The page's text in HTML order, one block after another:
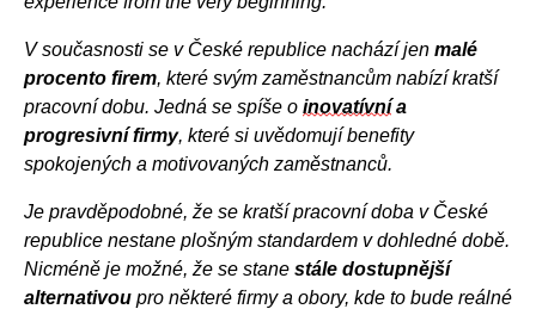
V současnosti se v České republice nachází jen malé
procento firem, které svým zaměstnancům nabízí kratší
pracovní dobu. Jedná se spíše o inovatívnía
progresivní firmy, které si uvědomují benefity
spokojených a motivovaných zaměstnanců.
Je pravděpodobné, že se kratší pracovní doba v České
republice nestane plošným standardem v dohledné době.
Nicméně je možné, že se stane stále dostupnější
alternativou pro některé firmy a obory, kde to bude reálné